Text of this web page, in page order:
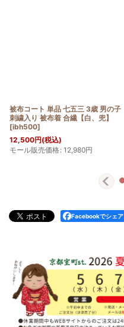
被布コート 単品 七五三 3歳 男の子
刺繍入り 被布着 合繊【白、兜】
[ibh500]
12,500円(税込)
モール販売価格: 12,980円
Facebookでシェア